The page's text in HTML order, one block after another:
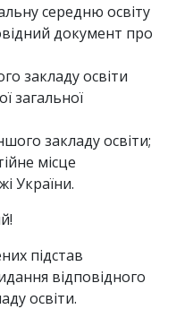
середню освіту
документ про
закладу освіти
загальної
закладу освіти;
місце
України.
підстав
відповідного
освіти.